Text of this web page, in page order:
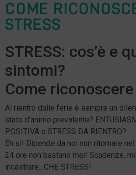
COME
STRESS
STRESS: cos’è e
sintomi?
Come
Al rientro dalle ferie è sempre un
stato d’animo prevalente?
POSITIVA o STRESS DA RIENTRO?
Eh si! Dipende da noi non ritornare
24 ore non bastano mai! Scadenze,
incastrare…CHE STRESS!